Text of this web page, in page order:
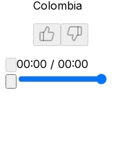
Colombia
00:00 / 00:00